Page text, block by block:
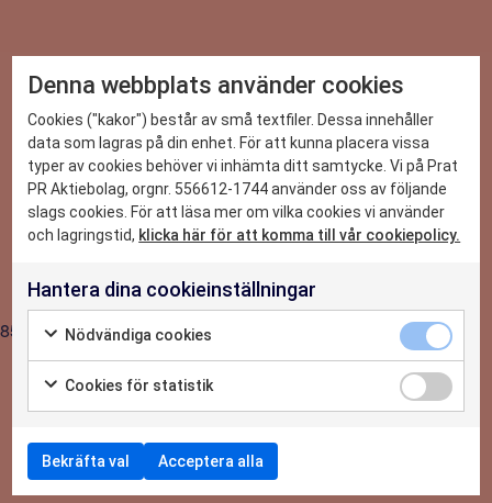
DET HÄR KAN VI
CASE
NYHETER
OM OSS
KONTAKTA OSS
2026-06-29
Praktikant-Elin: Erfarenheter och lärdomar
som följer med mig länge
8554
Denna webbplats använder cookies
Cookies ("kakor") består av små textfiler. Dessa innehåller
data som lagras på din enhet. För att kunna placera vissa
typer av cookies behöver vi inhämta ditt samtycke. Vi på Prat
PR Aktiebolag, orgnr. 556612-1744 använder oss av följande
slags cookies. För att läsa mer om vilka cookies vi använder
och lagringstid, klicka här för att komma till vår cookiepolicy.
Hantera dina cookieinställningar
Nödvändiga cookies
Cookies för statistik
Bekräfta val Acceptera alla